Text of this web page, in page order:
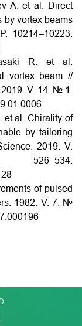
A. et al. Direct
by vortex beams
10214–10223.
R. et al.
vortex beam //
V. 14. № 1.
et al. Chirality of
by tailoring
2019. V.
of pulsed
1982. V. 7. №